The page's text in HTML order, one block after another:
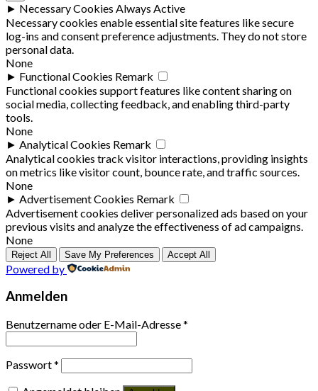
► Necessary Cookies Always Active
Necessary cookies enable essential site features like secure
log-ins and consent preference adjustments. They do not store
personal data.
None
► Functional Cookies Remark
Functional cookies support features like content sharing on
social media, collecting feedback, and enabling third-party
tools.
None
► Analytical Cookies Remark
Analytical cookies track visitor interactions, providing insights
on metrics like visitor count, bounce rate, and traffic sources.
None
► Advertisement Cookies Remark
Advertisement cookies deliver personalized ads based on your
previous visits and analyze the effectiveness of ad campaigns.
None
Reject All Save My Preferences Accept All
Powered by
Anmelden
Benutzername oder E-Mail-Adresse*
Passwort*